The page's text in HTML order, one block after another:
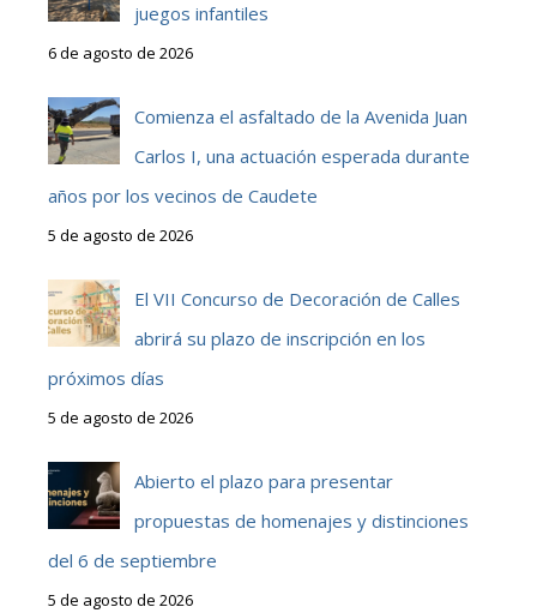
juegos infantiles
6 de agosto de 2026
Comienza el asfaltado de la Avenida Juan
Carlos I, una actuación esperada durante
años por los vecinos de Caudete
5 de agosto de 2026
El VII Concurso de Decoración de Calles
abrirá su plazo de inscripción en los
próximos días
5 de agosto de 2026
Abierto el plazo para presentar
propuestas de homenajes y distinciones
del 6 de septiembre
5 de agosto de 2026